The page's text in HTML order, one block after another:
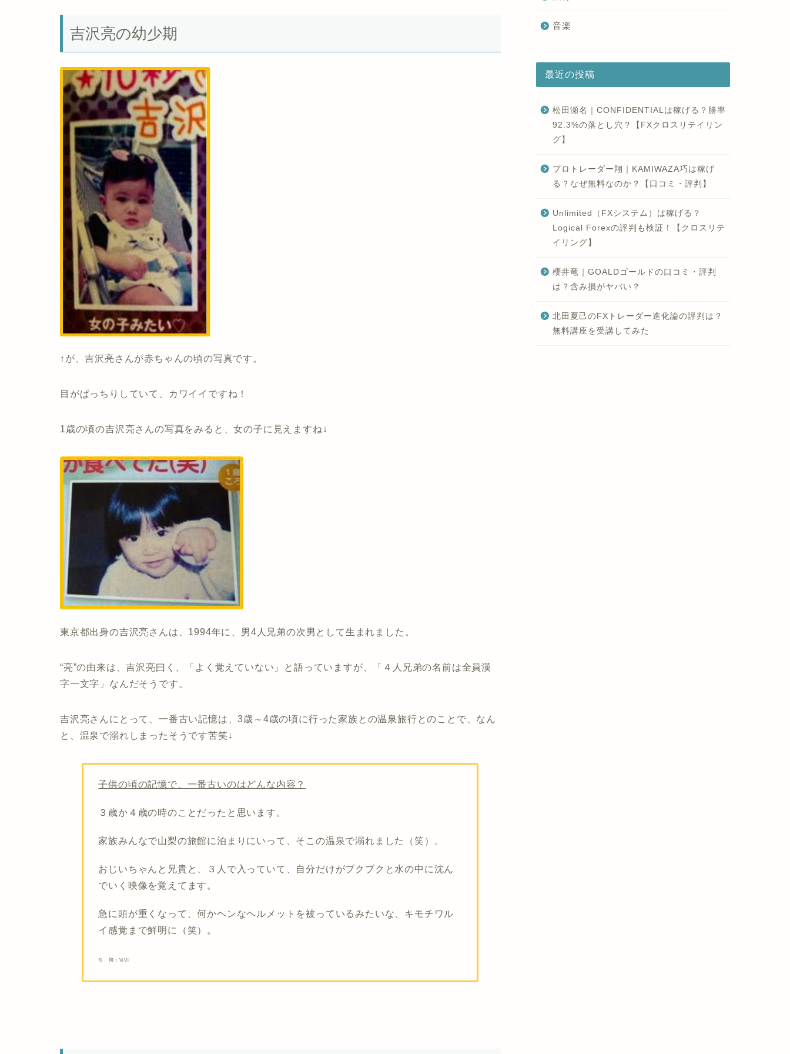
吉沢亮の幼少期
↑が、吉沢亮さんが赤ちゃんの頃の写真です。
目がぱっちりしていて、カワイイですね！
1歳の頃の吉沢亮さんの写真をみると、女の子に見えますね↓
東京都出身の吉沢亮さんは、1994年に、男4人兄弟の次男として生まれました。
“亮”の由来は、吉沢亮曰く、「よく覚えていない」と語っていますが、
「４人兄弟の名前は全員漢
字一文字」なんだそうです。
吉沢亮さんにとって、一番古い記憶は、3歳～4歳の頃に行った家族との温泉旅行とのことで、なん
と、温泉で溺れしまったそうです苦笑↓
子供の頃の記憶で、一番古いのはどんな内容？
３歳か４歳の時のことだったと思います。
家族みんなで山梨の旅館に泊まりにいって、 そこの温泉で溺れました（笑）。
おじいちゃんと兄貴と、３人で入っていて、自分だけがブクブクと水の中に沈ん
でいく映像を覚えてます。
急に頭が重くなって、何かヘンなヘルメットを被っているみたいな、キモチワル
イ感覚まで鮮明に（笑）。
引 用：ViVi
音楽
最近の投稿
松田瀬名｜CONFIDENTIALは稼げる？勝率
92.3%の落とし穴？【FXクロスリテイリン
グ】
プロトレーダー翔｜KAMIWAZA巧は稼げ
る？なぜ無料なのか？【口コミ・評判】
Unlimited（FXシステム）は稼げる？
Logical Forexの評判も検証！【クロスリテ
イリング】
櫻井竜｜GOALDゴールドの口コミ・評判
は？含み損がヤバい？
北田夏己のFXトレーダー進化論の評判は？
無料講座を受講してみた